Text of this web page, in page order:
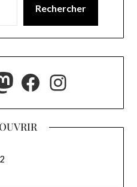
Rechercher
Facebook